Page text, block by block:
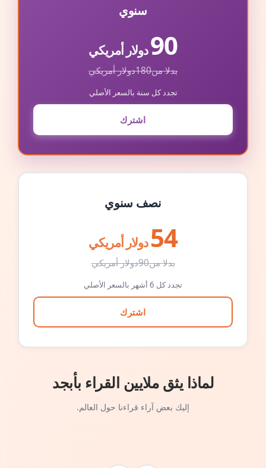
سنوي
90دولار أمريكي
بدلا من180دولار أمريكي
تجدد كل سنة بالسعر الأصلي
اشترك
نصف سنوي
54 دولار أمريكي
بدلا من90دولار أمريكي
تجدد كل 6 أشهر بالسعر الأصلي
اشترك
لماذا يثق ملايين القراء بأبجد
إليك بعض آراء قراءنا حول العالم.